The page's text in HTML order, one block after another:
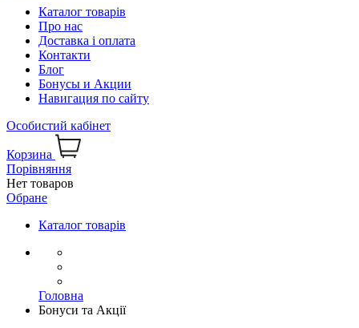
Каталог товарів
Про нас
Доставка і оплата
Контакти
Блог
Бонусы и Акции
Навигация по сайту
Особистий кабінет
Корзина
Порівняння
Нет товаров
Обране
Каталог товарів
Головна
Бонуси та Акції